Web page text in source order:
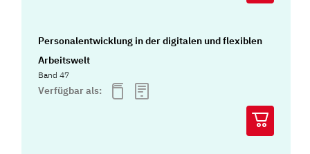
Personalentwicklung in der digitalen und flexiblen
Arbeitswelt
Band 47
Verfügbar als: